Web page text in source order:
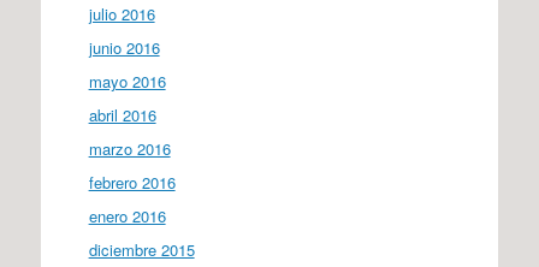
julio 2016
junio 2016
mayo 2016
abril 2016
marzo 2016
febrero 2016
enero 2016
diciembre 2015